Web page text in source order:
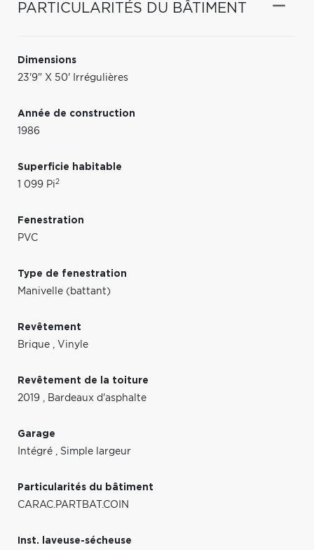
PARTICULARITÉS DU BÂTIMENT
Dimensions
23'9" X 50' Irrégulières
Année de construction
1986
Superficie habitable
1 099 Pi2
Fenestration
PVC
Type de fenestration
Manivelle (battant)
Revêtement
Brique , Vinyle
Revêtement de la toiture
2019 , Bardeaux d'asphalte
Garage
Intégré , Simple largeur
Particularités du bâtiment
CARAC.PARTBAT.COIN
Inst. laveuse-sécheuse